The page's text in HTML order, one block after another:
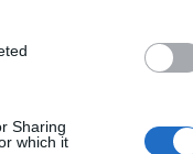
Sharing
which it